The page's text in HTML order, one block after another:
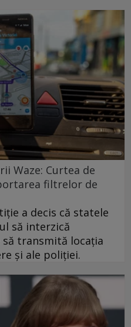
Waze: Curtea de
filtrelor de
a decis că statele
să interzică
transmită locația
și ale poliției.